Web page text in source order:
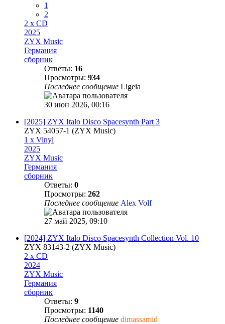
1
2
2 x CD
2025
ZYX Music
Германия
сборник
Ответы: 16
Просмотры: 934
Последнее сообщение Ligeia
30 июн 2026, 00:16
[2025] ZYX Italo Disco Spacesynth Part 3
ZYX 54057-1 (ZYX Music)
1 x Vinyl
2025
ZYX Music
Германия
сборник
Ответы: 0
Просмотры: 262
Последнее сообщение Alex Volf
27 май 2025, 09:10
[2024] ZYX Italo Disco Spacesynth Collection Vol. 10
ZYX 83143-2 (ZYX Music)
2 x CD
2024
ZYX Music
Германия
сборник
Ответы: 9
Просмотры: 1140
Последнее сообщение dimassamid